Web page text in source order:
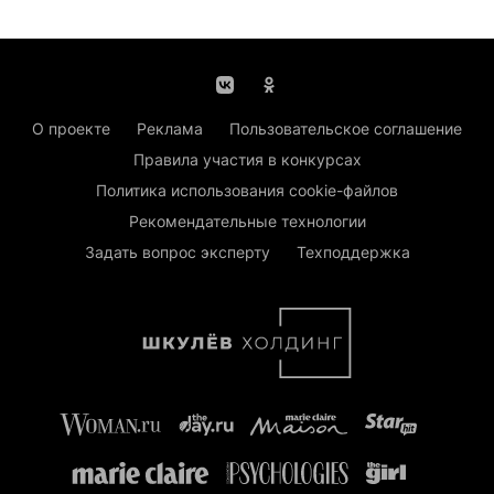
О проекте Реклама
Пользовательское соглашение
Правила участия в конкурсах
Политика использования cookie-файлов
Рекомендательные технологии
Задать вопрос эксперту
Техподдержка